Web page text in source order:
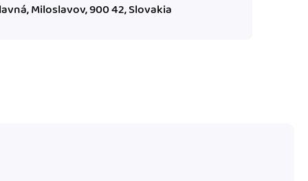
Miloslavov, 900 42, Slovakia